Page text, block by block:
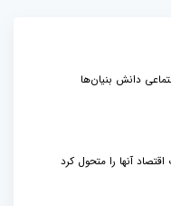
دانش بنیان‌ها
آنها را متحول کرد